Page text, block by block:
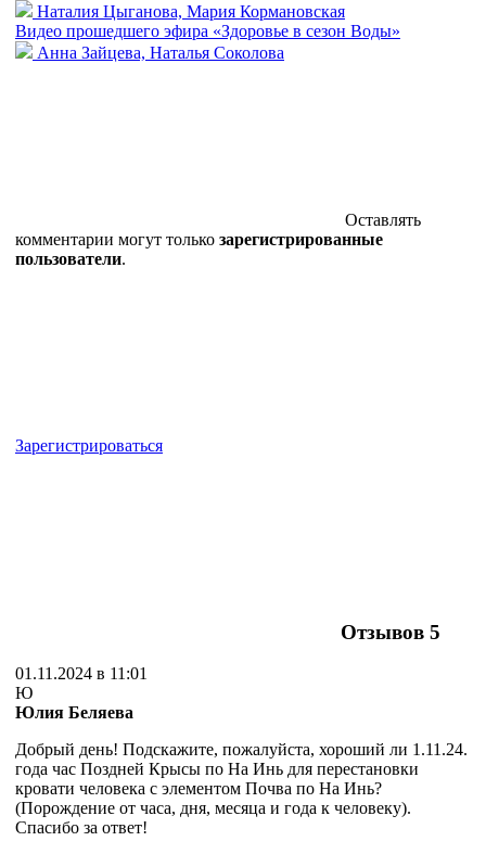
Наталия Цыганова, Мария Кормановская
Видео прошедшего эфира «Здоровье в сезон Воды»
Анна Зайцева, Наталья Соколова
Оставлять
комментарии могут только зарегистрированные
пользователи.
Зарегистрироваться
Отзывов 5
01.11.2024 в 11:01
Ю
Юлия Беляева
Добрый день! Подскажите, пожалуйста, хороший ли 1.11.24.
года час Поздней Крысы по На Инь для перестановки
кровати человека с элементом Почва по На Инь?
(Порождение от часа, дня, месяца и года к человеку).
Спасибо за ответ!